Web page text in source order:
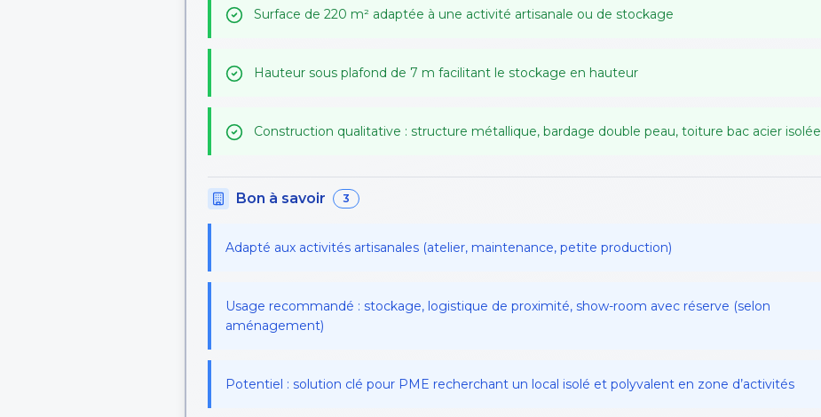
Surface de 220 m² adaptée à une activité artisanale ou de stockage
Hauteur sous plafond de 7 m facilitant le stockage en hauteur
Construction qualitative : structure métallique, bardage double peau, toiture bac acier isolée
Bon à savoir 3
Adapté aux activités artisanales (atelier, maintenance, petite production)
Usage recommandé : stockage, logistique de proximité, show-room avec réserve (selon
aménagement)
Potentiel : solution clé pour PME recherchant un local isolé et polyvalent en zone d’activités